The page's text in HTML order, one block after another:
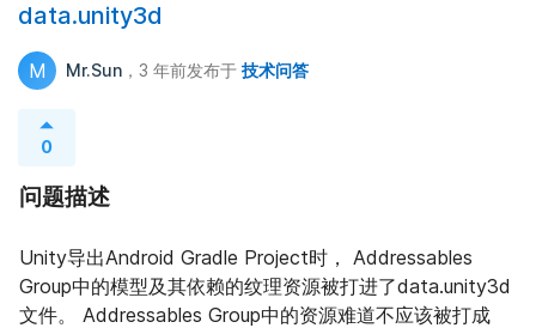
data.unity3d
M Mr.Sun ，3 年前发布于 技术问答
0
问题描述
Unity导出Android Gradle Project时， Addressables
Group中的模型及其依赖的纹理资源被打进了data.unity3d
文件。 Addressables Group中的资源难道不应该被打成